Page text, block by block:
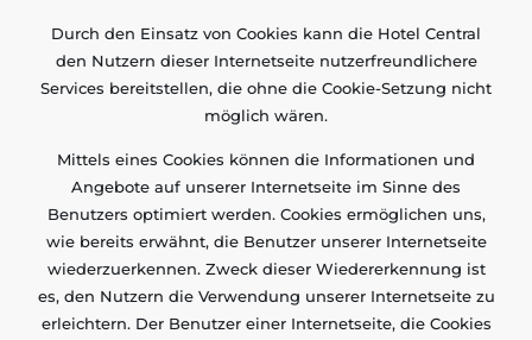
Durch den Einsatz von Cookies kann die Hotel Central
den Nutzern dieser Internetseite nutzerfreundlichere
Services bereitstellen, die ohne die Cookie-Setzung nicht
möglich wären.
Mittels eines Cookies können die Informationen und
Angebote auf unserer Internetseite im Sinne des
Benutzers optimiert werden. Cookies ermöglichen uns,
wie bereits erwähnt, die Benutzer unserer Internetseite
wiederzuerkennen. Zweck dieser Wiedererkennung ist
es, den Nutzern die Verwendung unserer Internetseite zu
erleichtern. Der Benutzer einer Internetseite, die Cookies